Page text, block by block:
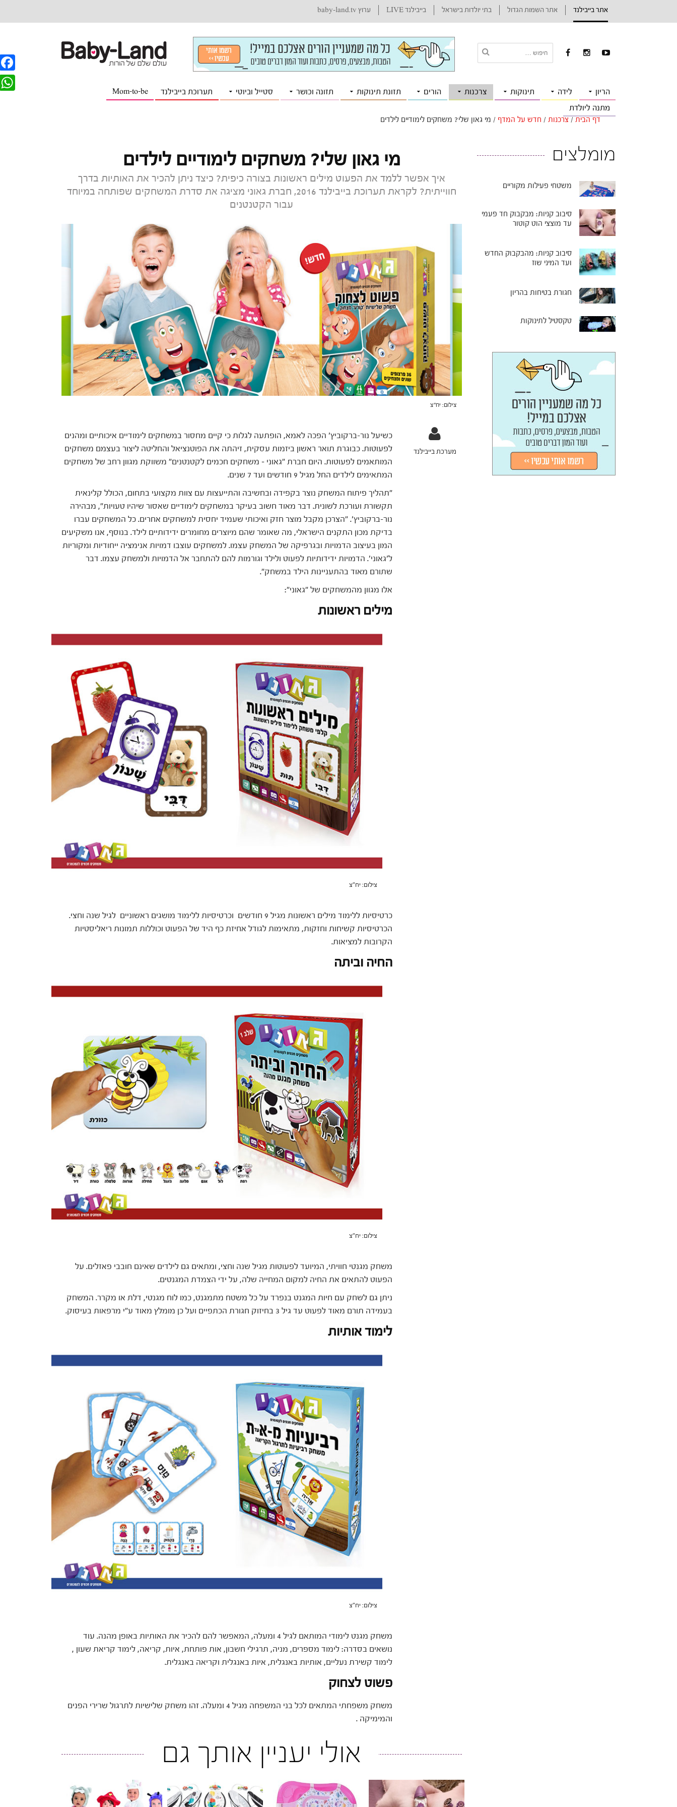
אתר בייבילנד אתר השמות הגדול בתי יולדות בישראל בייבילנד LIVE ערוץ baby-land.tv
הריון לידה תינוקות צרכנות הורים תזונת תינוקות תזונה וכושר סטייל וביוטי תערוכת בייבילנד Mom-to-be
מתנה ליולדת
דף הבית / צרכנות / חדש על המדף / מי גאון שלי? משחקים לימודיים לילדים
מי גאון שלי? משחקים לימודיים לילדים
איך אפשר ללמד את הפעוט מילים ראשונות בצורה כיפית? כיצד ניתן להכיר את האותיות בדרך
חווייתית? לקראת תערוכת בייבילנד 2016, חברת גאוני מציגה את סדרת המשחקים שפותחה במיוחד
עבור הקטנטנים
צילום: יח"צ
מערכת בייבילנד
כשיעל נור-ברקוביץ' הפכה לאמא, הופתעה לגלות כי קיים מחסור במשחקים לימודיים איכותיים ומהנים
לפעוטות. כבוגרת תואר ראשון ביזמות עסקית, זיהתה את הפוטנציאל והחליטה ליצור בעצמם משחקים
המותאמים לפעוטות. היום חברת "גאוני – משחקים חכמים לקטנטנים" משווקת מגוון רחב של משחקים
המתאימים לילדים החל מגיל 9 חודשים ועד 7 שנים.
"תהליך פיתוח המשחק נוצר בקפידה ובחשיבה והתייעצות עם צוות מקצועי בתחום, הכולל קלינאית
תקשורת ועורכת לשונית. דבר מאוד חשוב בעיקר במשחקים לימודיים שאסור שיהיו טעויות", מבהירה
נור-ברקוביץ'. "הצרכן מקבל מוצר חזק ואיכותי שעמיד יחסית למשחקים אחרים. כל המשחקים עברו
בדיקת מכון התקנים הישראלי, מה שאומר שהם מיוצרים מחומרים ידידותיים לילד. בנוסף, אנו משקיעים
המון בעיצוב הדמויות ובגרפיקה של המשחק עצמו. למשחקים עוצבו דמויות אנימציה ייחודיות ומקוריות
ל'גאוני'. הדמויות ידידותיות לפעוט ולילד וגורמות להם להתחבר אל הדמויות ולמשחק עצמו. דבר
שתורם מאוד בהתעניינות הילד במשחק".
אלו מגוון מהמשחקים של "גאוני":
מילים ראשונות
צילום: יח"צ
כרטיסיות ללימוד מילים ראשונות מגיל 9 חודשים וכרטיסיות ללימוד מושגים ראשוניים לגיל שנה וחצי.
הכרטיסיות קשיחות וחזקות, מתאימות לגודל אחיזת כף היד של הפעוט וכוללות תמונות ריאליסטיות
הקרובות למציאות.
החיה וביתה
צילום: יח"צ
משחק מגנטי חוויתי, המיועד לפעוטות מגיל שנה וחצי, ומתאים גם לילדים שאינם חובבי פאזלים. על
הפעוט להתאים את החיה למקום המחייה שלה, על ידי הצמדת המגנטים.
ניתן גם לשחק עם חיות המגנט בנפרד על כל משטח מתמגנט, כמו לוח מגנטי, דלת או מקרר. המשחק
בעמידה תורם מאוד לפעוט עד גיל 3 בחיזוק חגורת הכתפיים ועל כן מומלץ מאוד ע"י מרפאות בעיסוק.
לימוד אותיות
צילום: יח"צ
משחק מגנט לימודי המותאם לגיל 4 ומעלה, המאפשר להם להכיר את האותיות באופן מהנה. עוד
נושאים בסדרה: לימוד מספרים, מניה, תרגילי חשבון, אות פותחת, איות, קריאה, לימוד קריאת שעון ,
לימוד קשירת נעליים, אותיות באנגלית, איות באנגלית וקריאה באנגלית.
פשוט לצחוק
משחק משפחתי המתאים לכל בני המשפחה מגיל 4 ומעלה. זהו משחק שלישיות לתרגול שרירי הפנים
והמימיקה .
אולי יעניין אותך גם
מומלצים
משטחי פעילות מקוריים
סיבוב קניות: מבקבוק חד פעמי
עד מוצצי הוט קוטור
סיבוב קניות: מהבקבוק החדש
ועד המיני שוז
חגורת בטיחות בהריון
טקסטיל לתינוקות
F